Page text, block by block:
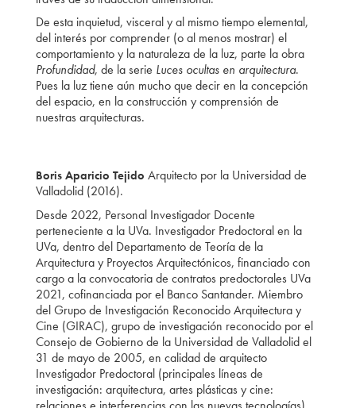
De esta inquietud, visceral y al mismo tiempo elemental,
del interés por comprender (o al menos mostrar) el
comportamiento y la naturaleza de la luz, parte la obra
Profundidad, de la serie Luces ocultas en arquitectura.
Pues la luz tiene aún mucho que decir en la concepción
del espacio, en la construcción y comprensión de
nuestras arquitecturas.
Boris Aparicio Tejido Arquitecto por la Universidad de
Valladolid (2016).
Desde 2022, Personal Investigador Docente
perteneciente a la UVa. Investigador Predoctoral en la
UVa, dentro del Departamento de Teoría de la
Arquitectura y Proyectos Arquitectónicos, financiado con
cargo a la convocatoria de contratos predoctorales UVa
2021, cofinanciada por el Banco Santander. Miembro
del Grupo de Investigación Reconocido Arquitectura y
Cine (GIRAC), grupo de investigación reconocido por el
Consejo de Gobierno de la Universidad de Valladolid el
31 de mayo de 2005, en calidad de arquitecto
Investigador Predoctoral (principales líneas de
investigación: arquitectura, artes plásticas y cine: